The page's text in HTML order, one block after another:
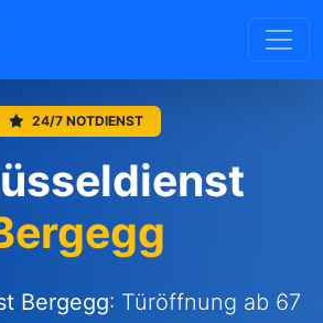
24/7 NOTDIENST
Bergegg: Türöffnung ab 67